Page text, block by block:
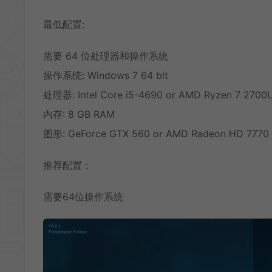
最低配置:
需要 64 位处理器和操作系统
操作系统: Windows 7 64 bit
处理器: Intel Core i5-4690 or AMD Ryzen 7
内存: 8 GB RAM
图形: GeForce GTX 560 or AMD Radeon HD 7770
推荐配置：
需要64位操作系统